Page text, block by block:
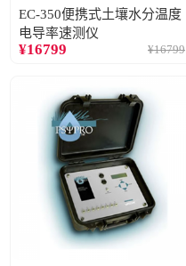
EC-350便携式土壤水分温度
电导率速测仪
¥16799 ¥16799